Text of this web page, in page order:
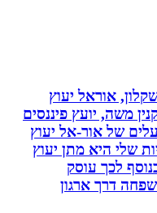
אוראל יעוץ
משה, יועץ פיננסים
של אור-אל יעוץ
היא מתן יעוץ
לכך עוסק
דרך ארגון